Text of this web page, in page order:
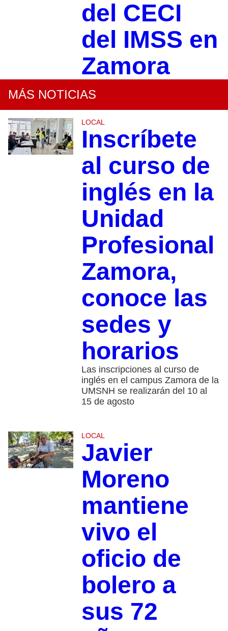
del CECI
del IMSS en
Zamora
MÁS NOTICIAS
LOCAL
Inscríbete
al curso de
inglés en la
Unidad
Profesional
Zamora,
conoce las
sedes y
horarios
Las inscripciones al curso de
inglés en el campus Zamora de la
UMSNH se realizarán del 10 al
15 de agosto
LOCAL
Javier
Moreno
mantiene
vivo el
oficio de
bolero a
sus 72